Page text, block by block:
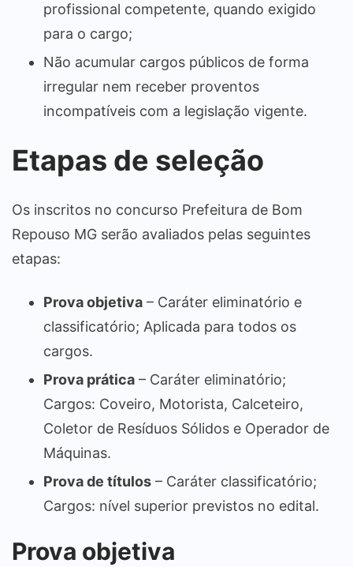
profissional competente, quando exigido
para o cargo;
Não acumular cargos públicos de forma
irregular nem receber proventos
incompatíveis com a legislação vigente.
Etapas de seleção
Os inscritos no concurso Prefeitura de Bom
Repouso MG serão avaliados pelas seguintes
etapas:
Prova objetiva – Caráter eliminatório e
classificatório; Aplicada para todos os
cargos.
Prova prática – Caráter eliminatório;
Cargos: Coveiro, Motorista, Calceteiro,
Coletor de Resíduos Sólidos e Operador de
Máquinas.
Prova de títulos – Caráter classificatório;
Cargos: nível superior previstos no edital.
Prova objetiva